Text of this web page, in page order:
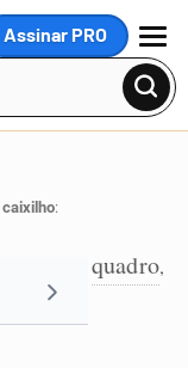
Assinar PRO
MENU
caixilho:
quadro,